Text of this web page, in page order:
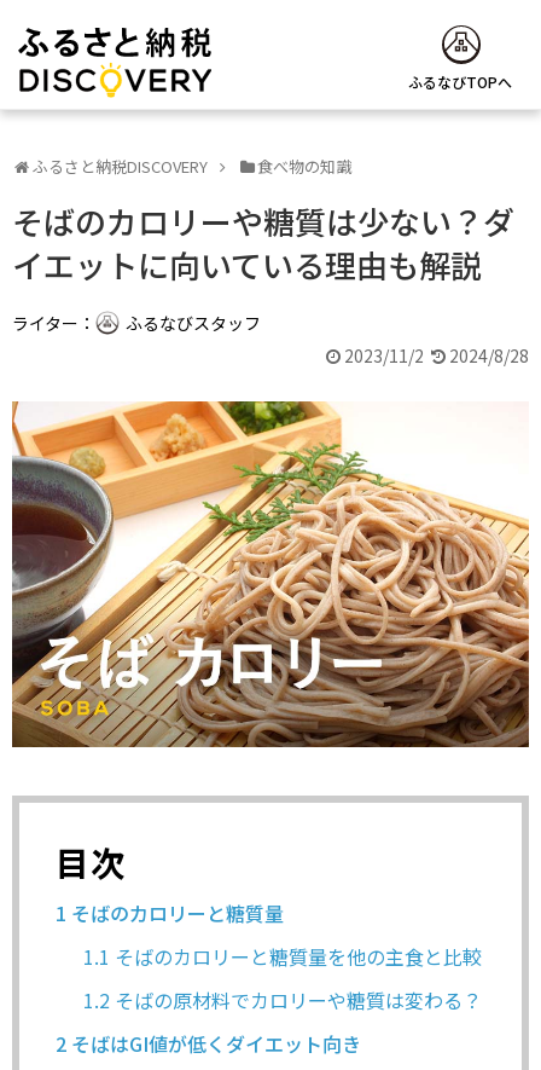
ふるなびTOPへ
ふるさと納税DISCOVERY 食べ物の知識
そばのカロリーや糖質は少ない？ダ
イエットに向いている理由も解説
ライター：
ふるなびスタッフ
2023/11/2
2024/8/28
目次
1 そばのカロリーと糖質量
1.1 そばのカロリーと糖質量を他の主食と比較
1.2 そばの原材料でカロリーや糖質は変わる？
2 そばはGI値が低くダイエット向き